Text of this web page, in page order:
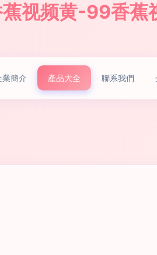
视频黄-99香蕉
業簡介 產品大全 聯系我們